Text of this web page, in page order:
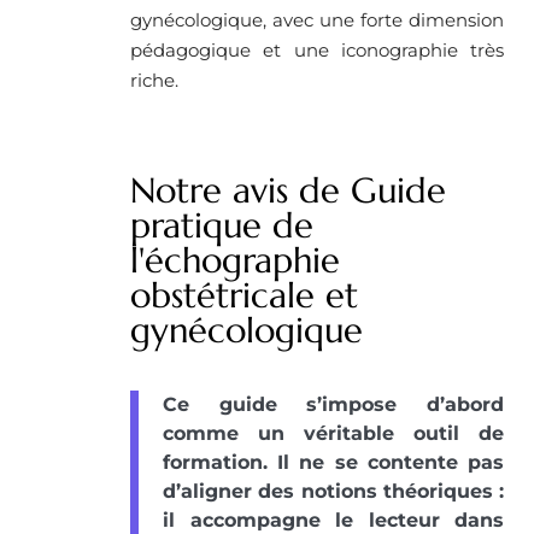
gynécologique, avec une forte dimension
pédagogique et une iconographie très
riche.
Notre avis de Guide
pratique de
l'échographie
obstétricale et
gynécologique
Ce guide s’impose d’abord
comme un véritable outil de
formation. Il ne se contente pas
d’aligner des notions théoriques :
il accompagne le lecteur dans